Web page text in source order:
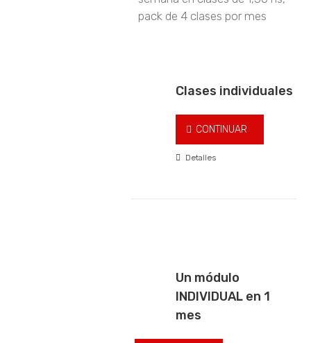
pack de 4 clases por mes
Clases individuales
CONTINUAR
Detalles
Un módulo
INDIVIDUAL en 1
mes